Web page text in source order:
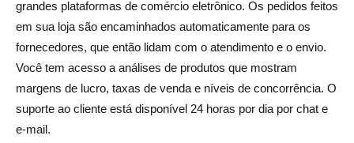
grandes plataformas de comércio eletrônico. Os pedidos feitos
em sua loja são encaminhados automaticamente para os
fornecedores, que então lidam com o atendimento e o envio.
Você tem acesso a análises de produtos que mostram
margens de lucro, taxas de venda e níveis de concorrência. O
suporte ao cliente está disponível 24 horas por dia por chat e
e-mail.